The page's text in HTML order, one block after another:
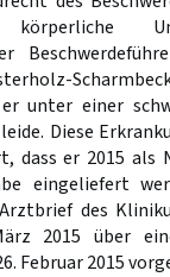
unter einer
Diese
dass er 2015 als
eingeliefert
des
2015 über
Februar 2015